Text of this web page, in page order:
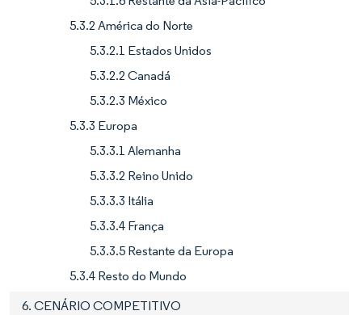
5.3.2 América do Norte
5.3.2.1 Estados Unidos
5.3.2.2 Canadá
5.3.2.3 México
5.3.3 Europa
5.3.3.1 Alemanha
5.3.3.2 Reino Unido
5.3.3.3 Itália
5.3.3.4 França
5.3.3.5 Restante da Europa
5.3.4 Resto do Mundo
6. CENÁRIO COMPETITIVO